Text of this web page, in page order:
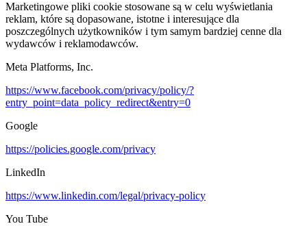
Marketingowe pliki cookie stosowane są w celu wyświetlania
reklam, które są dopasowane, istotne i interesujące dla
poszczególnych użytkowników i tym samym bardziej cenne dla
wydawców i reklamodawców.
Meta Platforms, Inc.
https://www.facebook.com/privacy/policy/?
entry_point=data_policy_redirect&entry=0
Google
https://policies.google.com/privacy
LinkedIn
https://www.linkedin.com/legal/privacy-policy
You Tube